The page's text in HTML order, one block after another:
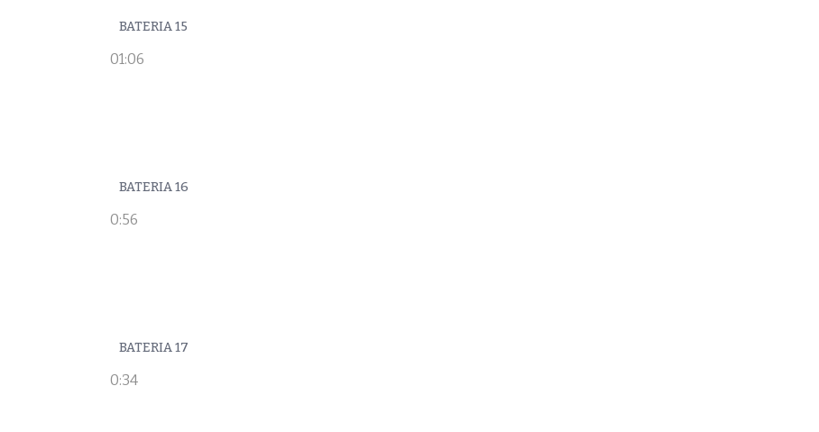
BATERIA 15
01:06
BATERIA 16
0:56
BATERIA 17
0:34